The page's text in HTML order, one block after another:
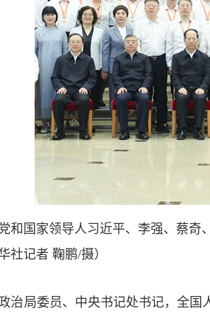
和国家领导人习近平、李强、蔡
社记者 鞠鹏/摄）
治局委员、中央书记处书记，全